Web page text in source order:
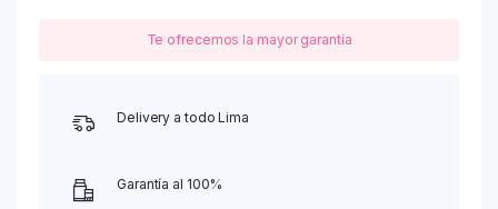
Te ofrecemos la mayor garantía
Delivery a todo Lima
Garantía al 100%